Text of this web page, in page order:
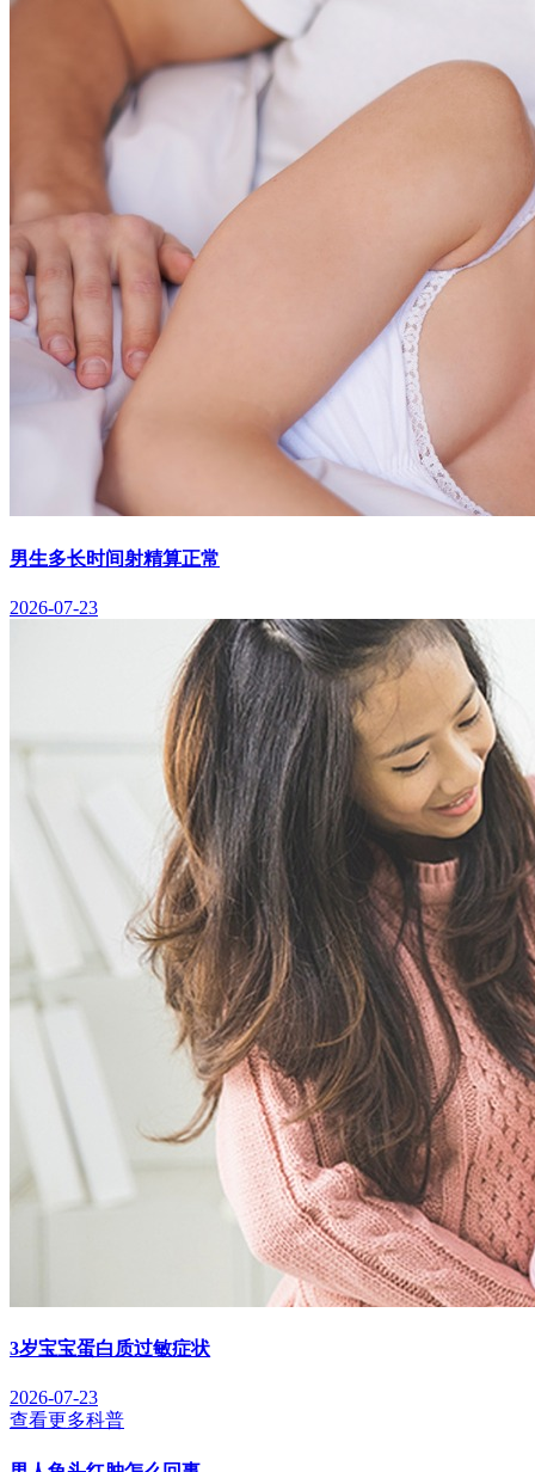
男生多长时间射精算正常
2026-07-23
3岁宝宝蛋白质过敏症状
2026-07-23
查看更多科普